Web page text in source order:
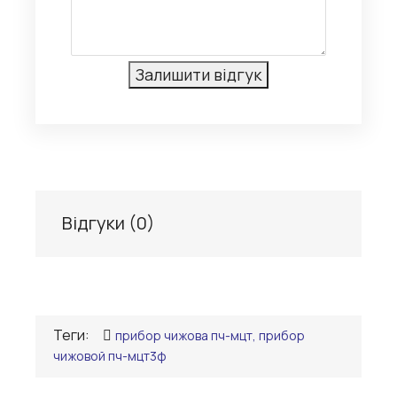
Відгуки (0)
Теги:
прибор чижова пч-мцт, прибор
чижовой пч-мцт3ф